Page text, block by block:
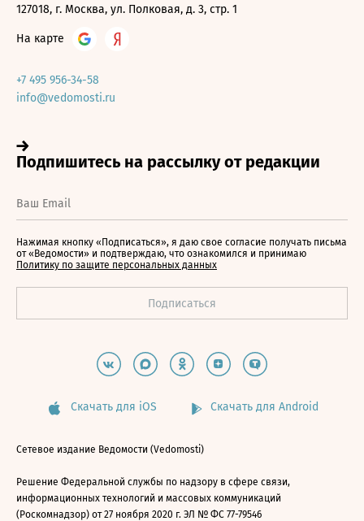
127018, г. Москва, ул. Полковая, д. 3, стр. 1
На карте
+7 495 956-34-58
info@vedomosti.ru
Нажимая кнопку «Подписаться», я даю свое согласие получать письма
от «Ведомости» и подтверждаю, что ознакомился и принимаю
Политику по защите персональных данных
Скачать для iOS Скачать для Android
Сетевое издание Ведомости (Vedomosti)
Решение Федеральной службы по надзору в сфере связи,
информационных технологий и массовых коммуникаций
(Роскомнадзор) от 27 ноября 2020 г. ЭЛ № ФС 77-79546